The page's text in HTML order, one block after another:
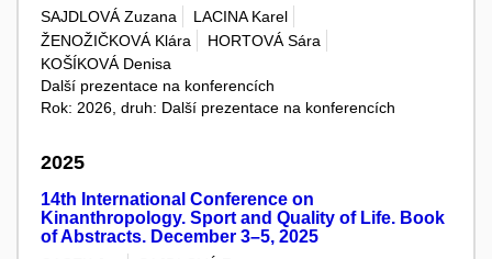
SAJDLOVÁ Zuzana
LACINA Karel
ŽENOŽIČKOVÁ Klára
HORTOVÁ Sára
KOŠÍKOVÁ Denisa
Další prezentace na konferencích
Rok: 2026, druh: Další prezentace na konferencích
2025
14th International Conference on
Kinanthropology. Sport and Quality of Life. Book
of Abstracts. December 3–5, 2025